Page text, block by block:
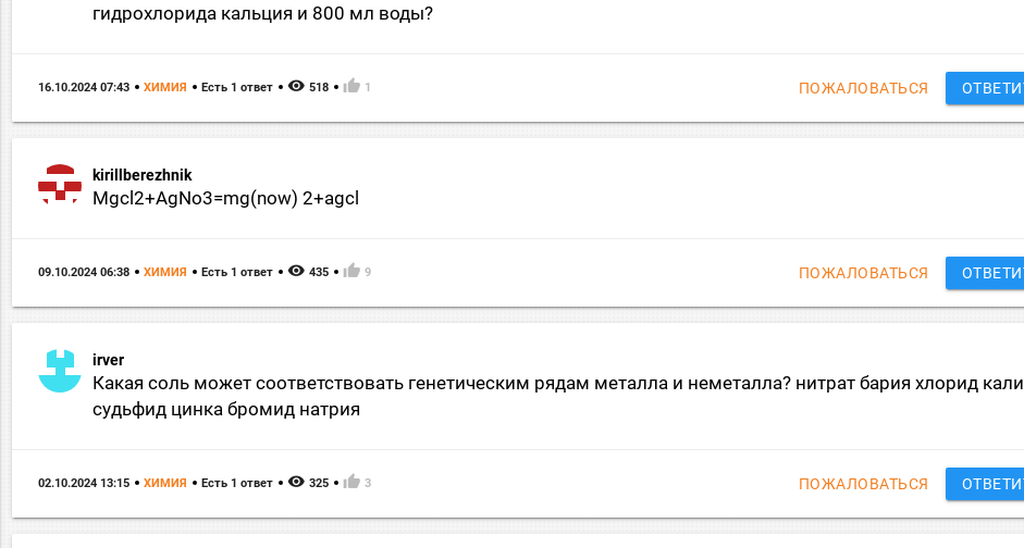
гидрохлорида кальция и 800 мл воды?
ПОЖАЛОВАТЬСЯ
16.10.2024 07:43 ХИМИЯ Есть 1 ответ remove_red_eye 518 thumb_up 1
kirillberezhnik
Mgcl2+AgNo3=mg(now) 2+agcl
ПОЖАЛОВАТЬСЯ
09.10.2024 06:38 ХИМИЯ Есть 1 ответ remove_red_eye 435 thumb_up 9
irver
Какая соль может соответствовать генетическим рядам металла и неметалла? нитрат бария хлорид
судьфид цинка бромид натрия
ПОЖАЛОВАТЬСЯ
02.10.2024 13:15 ХИМИЯ Есть 1 ответ remove_red_eye 325 thumb_up 3